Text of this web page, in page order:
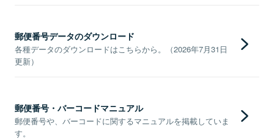
郵便番号データのダウンロード
各種データのダウンロードはこちらから。（2026年7月31日
更新）
郵便番号・バーコードマニュアル
郵便番号や、バーコードに関するマニュアルを掲載していま
す。